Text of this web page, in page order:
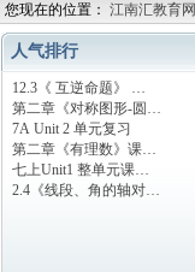
您现在的位置： 江南汇教育网
人气排行
12.3《 互逆命题》 …
第二章《对称图形-圆…
7A Unit 2 单元复习
第二章《有理数》课…
七上Unit1 整单元课…
2.4《线段、角的轴对…